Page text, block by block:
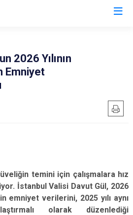
2026 Yılının
Emniyet
temini için çalışmalara hız
İstanbul Valisi Davut Gül, 2026
emniyet verilerini, 2025 yılı aynı
olarak düzenlediği